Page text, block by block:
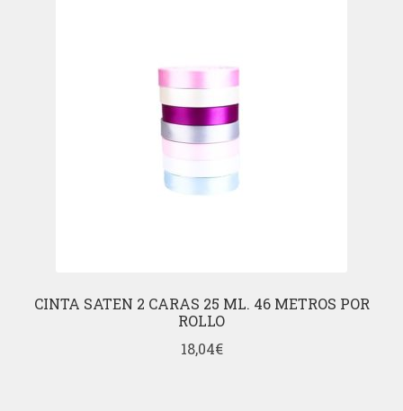
CINTA SATEN 2 CARAS 25 ML. 46 METROS POR
ROLLO
18,04€